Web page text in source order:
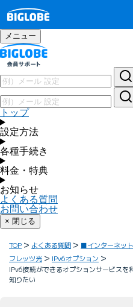
メニュー
トップ
設定方法
各種手続き
料金・特典
お知らせ
よくある質問
お問い合わせ
× 閉じる
TOP よくある質問 ■インターネッ
フレッツ光
IPv6オプション
IPv6接続ができるオプションサービス
知りたい